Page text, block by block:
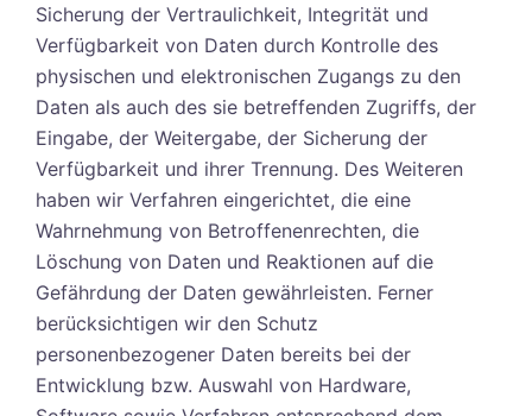
Sicherung der Vertraulichkeit, Integrität und
Verfügbarkeit von Daten durch Kontrolle des
physischen und elektronischen Zugangs zu den
Daten als auch des sie betreffenden Zugriffs, der
Eingabe, der Weitergabe, der Sicherung der
Verfügbarkeit und ihrer Trennung. Des Weiteren
haben wir Verfahren eingerichtet, die eine
Wahrnehmung von Betroffenenrechten, die
Löschung von Daten und Reaktionen auf die
Gefährdung der Daten gewährleisten. Ferner
berücksichtigen wir den Schutz
personenbezogener Daten bereits bei der
Entwicklung bzw. Auswahl von Hardware,